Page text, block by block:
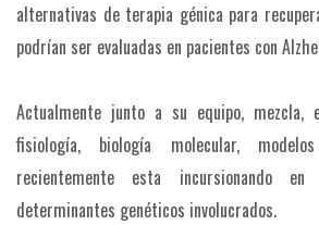
alternativas de terapia génica para
podrían ser evaluadas en pacientes con
Actualmente junto a su equipo, mezcla,
fisiología, biología molecular,
recientemente esta incursionando
determinantes genéticos involucrados.